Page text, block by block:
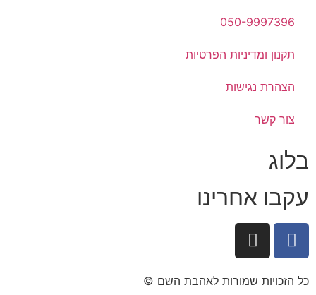
050-9997396
תקנון ומדיניות הפרטיות
הצהרת נגישות
צור קשר
בלוג
עקבו אחרינו
כל הזכויות שמורות לאהבת השם ©​